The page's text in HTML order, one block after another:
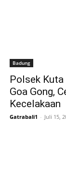
Badung
Polsek
Goa Gong,
Kecelakaan
Gatrabali1 - Juli 15,